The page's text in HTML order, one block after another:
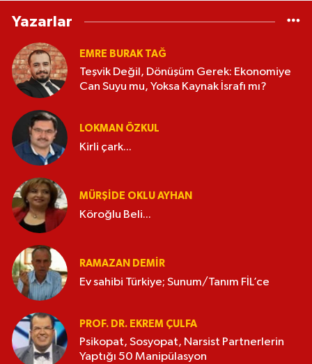
Yazarlar
EMRE BURAK TAĞ
Teşvik Değil, Dönüşüm Gerek: Ekonomiye
Can Suyu mu, Yoksa Kaynak İsrafı mı?
LOKMAN ÖZKUL
Kirli çark...
MÜRŞIDE OKLU AYHAN
Köroğlu Beli...
RAMAZAN DEMİR
Ev sahibi Türkiye; Sunum/Tanım FİL’ce
PROF. DR. EKREM ÇULFA
Psikopat, Sosyopat, Narsist Partnerlerin
Yaptığı 50 Manipülasyon